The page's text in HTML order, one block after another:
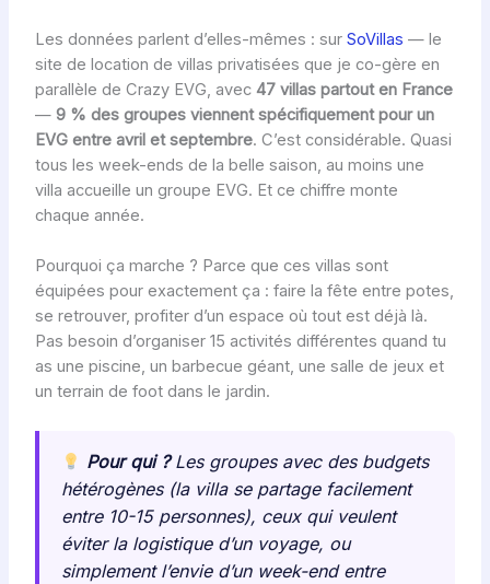
Les données parlent d’elles-mêmes : sur SoVillas — le
site de location de villas privatisées que je co-gère en
parallèle de Crazy EVG, avec 47 villas partout en France
— 9 % des groupes viennent spécifiquement pour un
EVG entre avril et septembre. C’est considérable. Quasi
tous les week-ends de la belle saison, au moins une
villa accueille un groupe EVG. Et ce chiffre monte
chaque année.
Pourquoi ça marche ? Parce que ces villas sont
équipées pour exactement ça : faire la fête entre potes,
se retrouver, profiter d’un espace où tout est déjà là.
Pas besoin d’organiser 15 activités différentes quand tu
as une piscine, un barbecue géant, une salle de jeux et
un terrain de foot dans le jardin.
Pour qui ?Les groupes avec des budgets
hétérogènes (la villa se partage facilement
entre 10-15 personnes), ceux qui veulent
éviter la logistique d’un voyage, ou
simplement l’envie d’un week-end entre